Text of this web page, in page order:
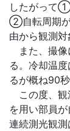
したがって①
②自転周期が
由から観測対
また、撮像
る。冷却温
るが概ね90
この度、観
を用い部員
連続測光観測